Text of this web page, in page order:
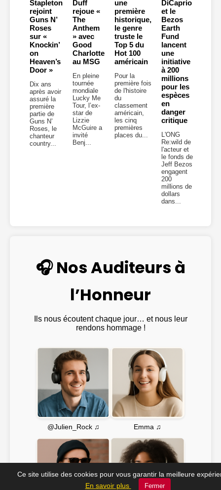
Stapleton
rejoint
Guns N’
Roses
sur «
Knockin’
on
Heaven’s
Door »
Dix ans
après avoir
assuré la
première
partie de
Guns N’
Roses, le
chanteur
country...
Duff
rejoue «
The
Anthem
» avec
Good
Charlotte
au MSG
En pleine
tournée
mondiale
Lucky Me
Tour, l’ex-
star de
Lizzie
McGuire a
invité
Benj...
une
première
historique,
le genre
truste le
Top 5 du
Hot 100
américain
Pour la
première fois
de l'histoire
du
classement
américain,
les cinq
premières
places du...
DiCaprio
et le
Bezos
Earth
Fund
lancent
une
initiative
à 200
millions
pour les
espèces
en
danger
critique
L'ONG
Re:wild de
l'acteur et
le fonds de
Jeff Bezos
engagent
200
millions de
dollars
dans...
🎧 Nos Auditeurs à
l’Honneur
Ils nous écoutent chaque jour… et nous leur
rendons hommage !
@Julien_Rock ♫ Emma ♫
Ce site utilise des cookies pour vous garantir la meilleure
En savoir plus
Fermer